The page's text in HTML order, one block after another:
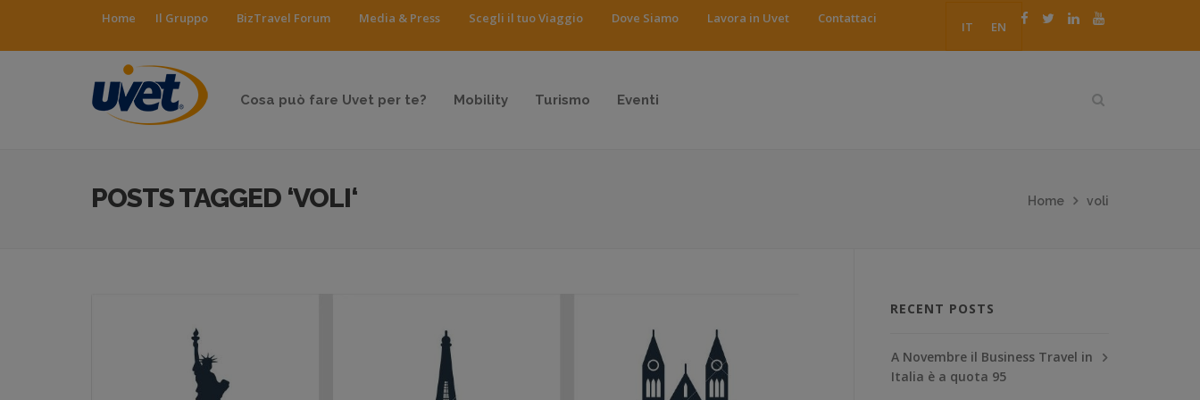
IT EN
Home Il Gruppo BizTravel Forum Media & Press Scegli il tuo Viaggio Dove Siamo Lavora in Uvet Contattaci
Cosa può fare Uvet per te? Mobility Turismo Eventi
POSTS TAGGED ‘VOLI‘ Home voli
RECENT POSTS
A Novembre il Business Travel in
Italia è a quota 95